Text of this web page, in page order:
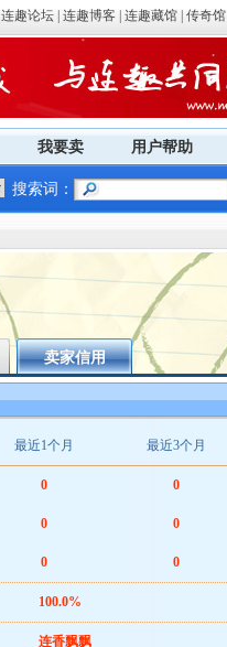
连趣论坛 连趣博客 连趣藏馆 传奇馆
我要卖 用户帮助
搜索词：
卖家信用
最近1个月 最近3个月
0 0
0 0
0 0
100.0%
连香飘飘